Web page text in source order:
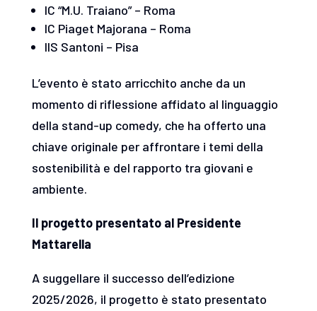
IC “M.U. Traiano” – Roma
IC Piaget Majorana – Roma
IIS Santoni – Pisa
L’evento è stato arricchito anche da un
momento di riflessione affidato al linguaggio
della stand-up comedy, che ha offerto una
chiave originale per affrontare i temi della
sostenibilità e del rapporto tra giovani e
ambiente.
Il progetto presentato al Presidente
Mattarella
A suggellare il successo dell’edizione
2025/2026, il progetto è stato presentato